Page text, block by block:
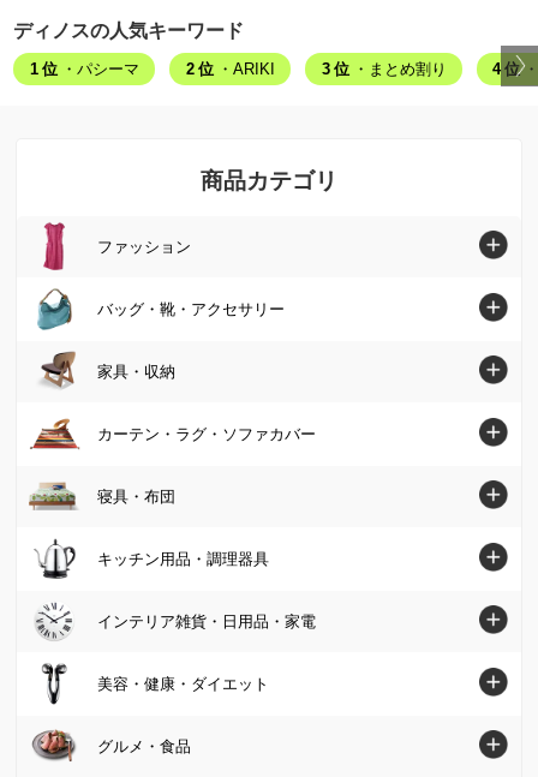
ディノスの人気キーワード
1位 ・パシーマ 2位 ・ARIKI 3位 ・まとめ割り 4位
商品カテゴリ
ファッション
ファッショントップへ
シャツ・ブラウス
チュニック
ワンピース
パンツ
カーディガン・ボレロ
パーカー・スウェット/トレーナー
Tシャツ・カットソー
バッグ・靴・アクセサリー
バッグ・靴・アクセサリートップへ
ブーツ
スニーカー・コンフォートシューズ
ジュエリー・アクセサリー
財布・ケース・ポーチ
レディース腕時計
帽子・サングラス・手袋・ベルト
家具・収納
家具・収納トップへ
テーブル
デスク・机
テレビ台・テレビボード
カーテン・ラグ・ソファカバー
カーテン・ラグ・ソファカバートップへ
カーテン
ソファーカバー・マルチカバー
クッション・カバー類
寝具・布団
寝具・布団トップへ
マットレス
肌掛け布団・ダウンケット
敷布団
キッチン用品・調理器具
キッチン用品・調理器具トップへ
鍋・フライパン
保存容器・キャニスター・オイルポット
インテリア雑貨・日用品・家電
インテリア雑貨・日用品・家電トップへ
インテリア雑貨
美容・健康・ダイエット
美容・健康・ダイエットトップへ
グルメ・食品